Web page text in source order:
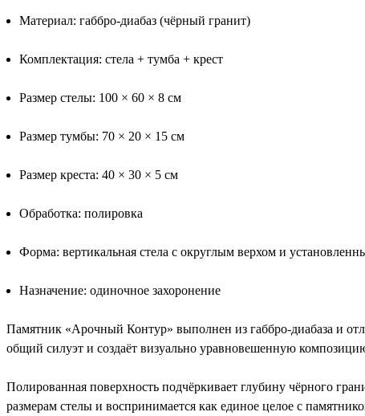
Материал: габбро-диабаз (чёрный гранит)
Комплектация: стела + тумба + крест
Размер стелы: 100 × 60 × 8 см
Размер тумбы: 70 × 20 × 15 см
Размер креста: 40 × 30 × 5 см
Обработка: полировка
Форма: вертикальная стела с округлым верхом и
Назначение: одиночное захоронение
Памятник «Арочный Контур» выполнен из габбро-диабаза и
общий силуэт и создаёт визуально уравновешенную
Полированная поверхность подчёркивает глубину чёрного
размерам стелы и воспринимается как единое целое с